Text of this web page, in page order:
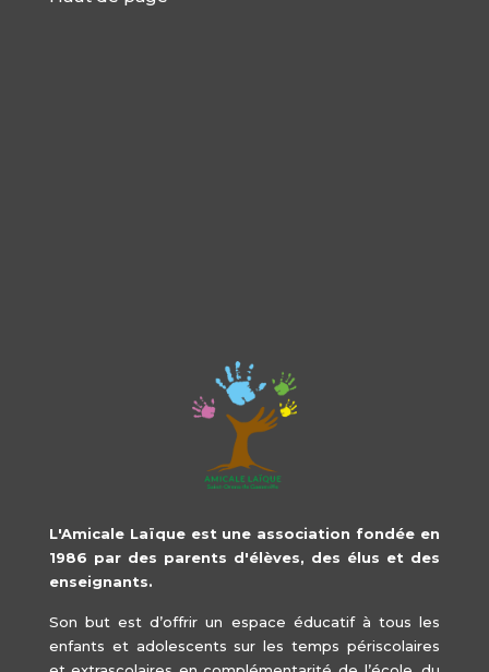
L'Amicale Laïque est une association fondée en
1986 par des parents d'élèves, des élus et des
enseignants.
Son but est d’offrir un espace éducatif à tous les
enfants et adolescents sur les temps périscolaires